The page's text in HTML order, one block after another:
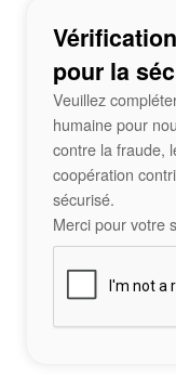
pour la
Veuillez
humaine pour
contre la fraude,
coopération
sécurisé.
Merci pour votre